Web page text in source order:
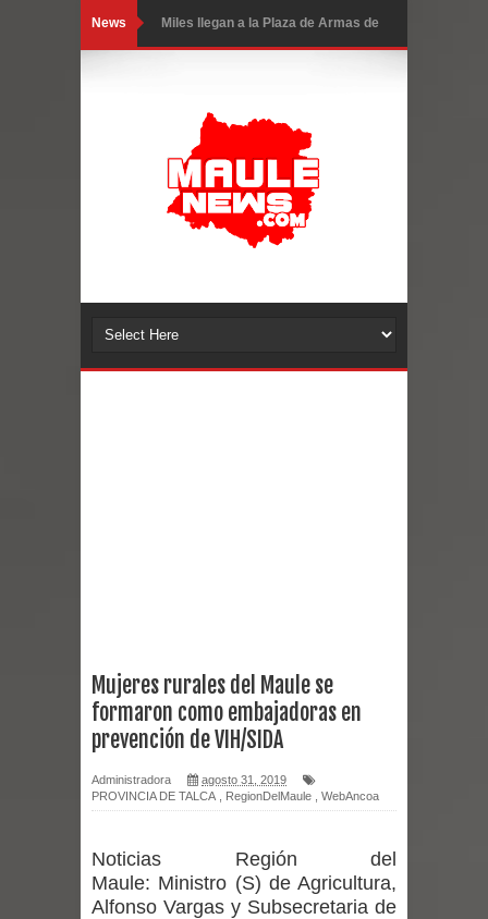
News Miles llegan a la Plaza de Armas de
Chancho 2026
Torneo de Asadores reúne a 13
equipos en la Fiesta del Chancho
reforzar medidas y consulta oportuna
desafío guerreros 2026
Banda linarense Los Remembers
regresa de Brasil tras impulsar un
con comunidades escolares
Mujeres rurales del Maule se
formaron como embajadoras en
prevención de VIH/SIDA
Administradora
agosto 31, 2019
PROVINCIA DE TALCA
RegionDelMaule WebAncoa
Noticias Región del
Maule: Ministro (S) de Agricultura,
Alfonso Vargas y Subsecretaria de